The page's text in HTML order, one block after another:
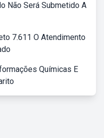
Não Será Submetido A
7.611 O Atendimento
Químicas E